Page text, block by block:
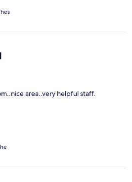
area..very helpful staff.